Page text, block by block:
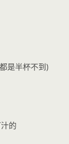
是半杯不到)
的